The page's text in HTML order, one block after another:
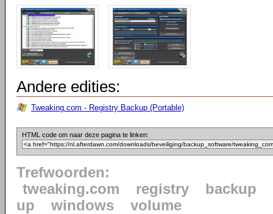
Andere edities:
Tweaking.com - Registry Backup (Portable)
HTML code om naar deze pagina te linken:
Trefwoorden:
tweaking.com
registry
backup
up
windows volume